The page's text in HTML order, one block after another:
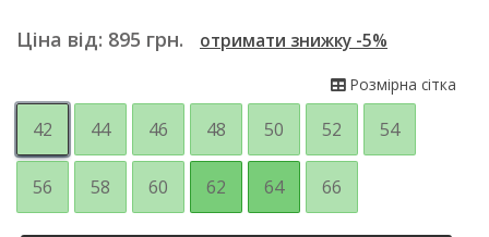
Ціна від: 895 грн. отримати знижку -5%
Розмірна сітка
42 44 46 48 50 52 54
56 58 60 62 64 66